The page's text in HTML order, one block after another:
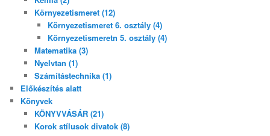
Környezetismeret (12)
Környezetismeret 6. osztály (4)
Környezetismeretn 5. osztály (4)
Matematika (3)
Nyelvtan (1)
Számítástechnika (1)
Előkészítés alatt
Könyvek
KÖNYVVÁSÁR (21)
Korok stílusok divatok (8)